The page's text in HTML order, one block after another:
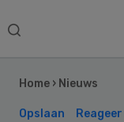
Search
Home › Nieuws
Opslaan
Sidebar